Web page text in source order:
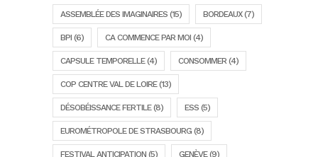
ASSEMBLÉE DES IMAGINAIRES (15) BORDEAUX(7)
BPI (6) CA COMMENCE PAR MOI (4)
CAPSULE TEMPORELLE(4) CONSOMMER(4)
COP CENTRE VAL DE LOIRE(13)
DÉSOBÉISSANCE FERTILE(8) ESS (5)
EUROMÉTROPOLE DE STRASBOURG (8)
FESTIVAL ANTICIPATION (5) GENÈVE(9)